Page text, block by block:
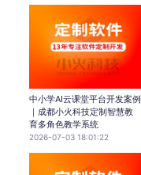
中小学AI云课堂平台开发案例
｜成都小火科技定制智慧教
育多角色教学系统
2026-07-03 18:01:22